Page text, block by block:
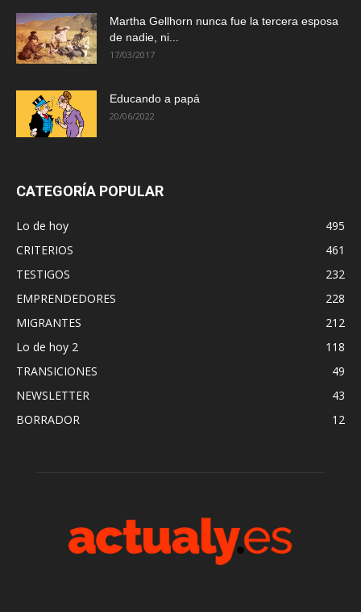
Martha Gellhorn nunca fue la tercera esposa
de nadie, ni...
17/03/2017
Educando a papá
20/06/2022
CATEGORÍA POPULAR
Lo de hoy
495
CRITERIOS
461
TESTIGOS
232
EMPRENDEDORES
228
MIGRANTES
212
Lo de hoy 2
118
TRANSICIONES
49
NEWSLETTER
43
BORRADOR
12